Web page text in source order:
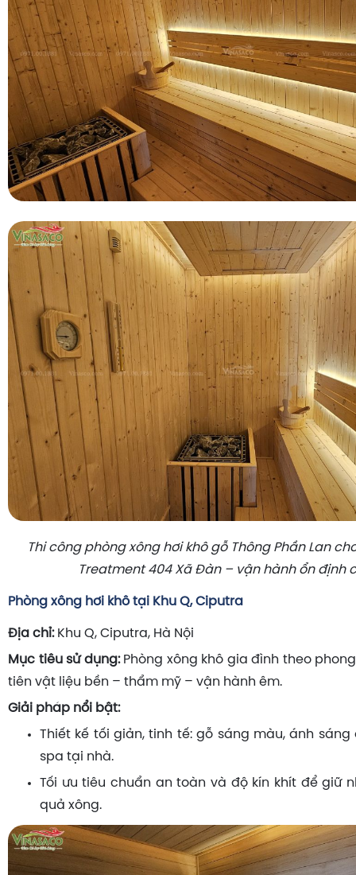
Thi công phòng xông hơi khô gỗ Thông Phần Lan
Treatment 404 Xã Đàn – vận hành ổn định
Phòng xông hơi khô tại Khu Q, Ciputra
Địa chỉ:Khu Q, Ciputra, Hà Nội
Mục tiêu sử dụng:Phòng xông khô gia đình theo
tiên vật liệu bền – thẩm mỹ – vận hành êm.
Giải pháp nổi bật:
Thiết kế tối giản, tinh tế: gỗ sáng màu, ánh
spa tại nhà.
Tối ưu tiêu chuẩn an toàn và độ kín khít để giữ
quả xông.